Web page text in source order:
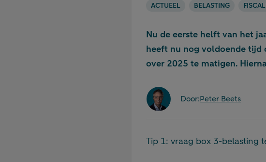
ACTUEEL BELASTING
Nu de eerste helft van het
heeft nu nog voldoende tijd
over 2025 te matigen.
Door:Peter Beets
Tip 1: vraag box 3-belasting